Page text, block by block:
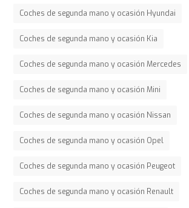
Coches de segunda mano y ocasión Hyundai
Coches de segunda mano y ocasión Kia
Coches de segunda mano y ocasión Mercedes
Coches de segunda mano y ocasión Mini
Coches de segunda mano y ocasión Nissan
Coches de segunda mano y ocasión Opel
Coches de segunda mano y ocasión Peugeot
Coches de segunda mano y ocasión Renault